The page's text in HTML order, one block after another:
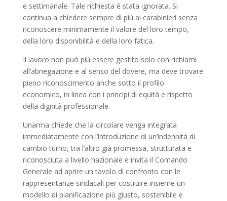
e settimanale. Tale richiesta è stata ignorata. Si
continua a chiedere sempre di più ai carabinieri senza
riconoscere minimamente il valore del loro tempo,
della loro disponibilità e della loro fatica.
Il lavoro non può più essere gestito solo con richiami
all’abnegazione e al senso del dovere, ma deve trovare
pieno riconoscimento anche sotto il profilo
economico, in linea con i principi di equità e rispetto
della dignità professionale.
Unarma chiede che la circolare venga integrata
immediatamente con l’introduzione di un’indennità di
cambio turno, tra l’altro già promessa, strutturata e
riconosciuta a livello nazionale e invita il Comando
Generale ad aprire un tavolo di confronto con le
rappresentanze sindacali per costruire insieme un
modello di pianificazione più giusto, sostenibile e